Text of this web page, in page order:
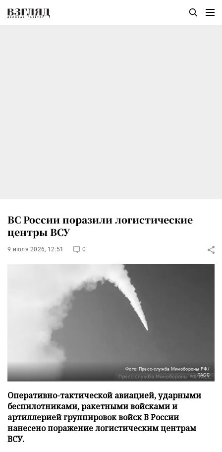
ВС России поразили логистические
центры ВСУ
9 июля 2026, 12:51 0
Фото: Пресс-служба Минобороны РФ/
ТАСС
Оперативно-тактической авиацией, ударными
беспилотниками, ракетными войсками и
артиллерией группировок войск В России
нанесено поражение логистическим центрам
ВСУ.